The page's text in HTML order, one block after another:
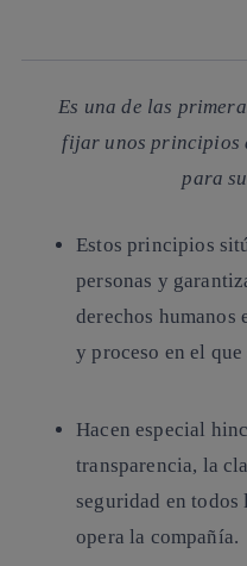
Es una de las
fijar unos principios
para
Estos principios
personas y
derechos humanos
y proceso en el
Hacen especial
transparencia, la
seguridad en todos
opera la compañía.